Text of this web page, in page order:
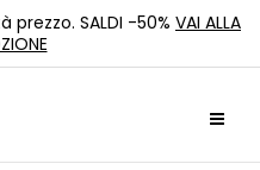
SALDI -50% VAI ALLA